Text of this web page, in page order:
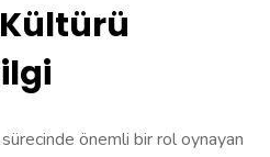
önemli bir rol oynayan